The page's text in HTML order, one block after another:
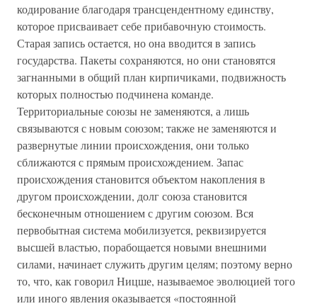
кодирование благодаря трансцендентному единству,
которое присваивает себе прибавочную стоимость.
Старая запись остается, но она вводится в запись
государства. Пакеты сохраняются, но они становятся
загнанными в общий план кирпичиками, подвижность
которых полностью подчинена команде.
Территориальные союзы не заменяются, а лишь
связываются с новым союзом; также не заменяются и
развернутые линии происхождения, они только
сближаются с прямым происхождением. Запас
происхождения становится объектом накопления в
другом происхождении, долг союза становится
бесконечным отношением с другим союзом. Вся
первобытная система мобилизуется, реквизируется
высшей властью, порабощается новыми внешними
силами, начинает служить другим целям; поэтому верно
то, что, как говорил Ницше, называемое эволюцией того
или иного явления оказывается «постоянной